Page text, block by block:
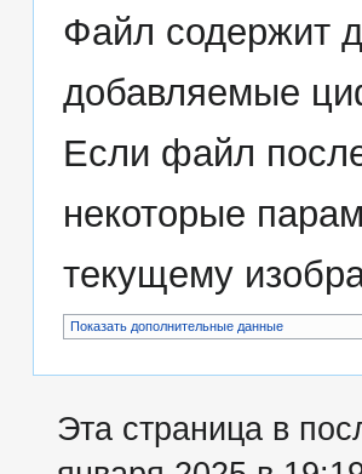
Файл содержит
добавляемые
Если файл
некоторые
текущему
Показать дополнительные данные
Эта страница в